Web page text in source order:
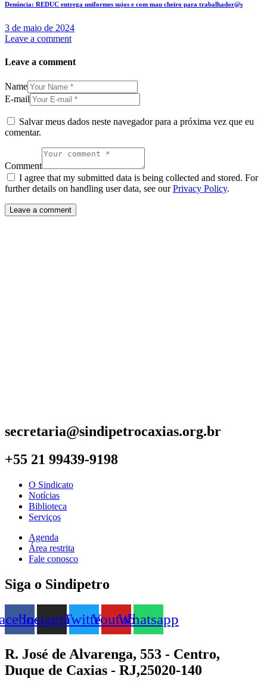
Denúncia: REDUC entrega uniformes sujos e com mau cheiro para trabalhador@s
3 de maio de 2024
Leave a comment
Leave a comment
Name
E-mail
Salvar meus dados neste navegador para a próxima vez que eu
comentar.
Comment
I agree that my submitted data is being collected and stored. For
further details on handling user data, see ourPrivacy Policy.
secretaria@sindipetrocaxias.org.br
+55 21 99439-9198
O Sindicato
Notícias
Biblioteca
Serviços
Agenda
Área restrita
Fale conosco
Siga o Sindipetro
InstagramTwitterYoutubeWhatsapp
R. José de Alvarenga, 553 - Centro,
Duque de Caxias - RJ,25020-140